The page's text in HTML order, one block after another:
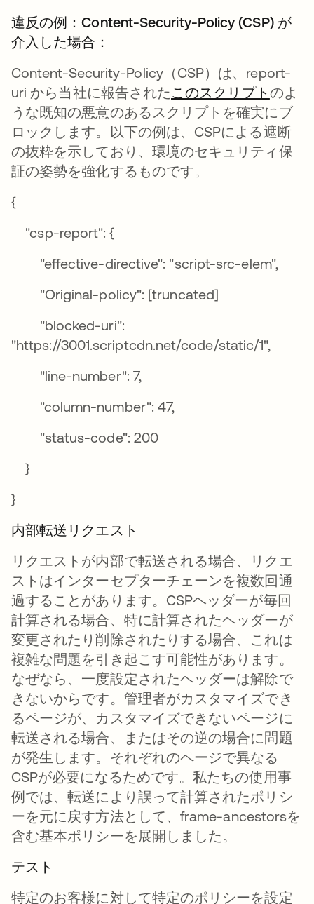
違反の例：Content-Security-Policy (CSP) が
介入した場合：
Content-Security-Policy（CSP）は、report-
uri から当社に報告されたこのスクリプト のよ
うな既知の悪意のあるスクリプトを確実にブ
ロックします。以下の例は、CSPによる遮断
の抜粋を示しており、環境のセキュリティ保
証の姿勢を強化するものです。
{
"csp-report": {
"effective-directive": "script-src-elem",
"Original-policy": [truncated]
"blocked-uri":
"https://3001.scriptcdn.net/code/static/1",
"line-number": 7,
"column-number": 47,
"status-code": 200
}
}
内部転送リクエスト
リクエストが内部で転送される場合、リクエ
ストはインターセプターチェーンを複数回通
過することがあります。CSPヘッダーが毎回
計算される場合、特に計算されたヘッダーが
変更されたり削除されたりする場合、これは
複雑な問題を引き起こす可能性があります。
なぜなら、一度設定されたヘッダーは解除で
きないからです。管理者がカスタマイズでき
るページが、カスタマイズできないページに
転送される場合、またはその逆の場合に問題
が発生します。それぞれのページで異なる
CSPが必要になるためです。私たちの使用事
例では、転送により誤って計算されたポリシ
ーを元に戻す方法として、frame-ancestorsを
含む基本ポリシーを展開しました。
テスト
特定のお客様に対して特定のポリシーを設定